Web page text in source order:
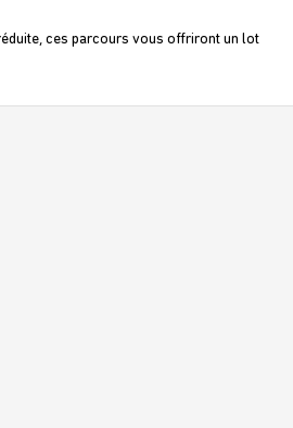
ces parcours vous offriront un lot